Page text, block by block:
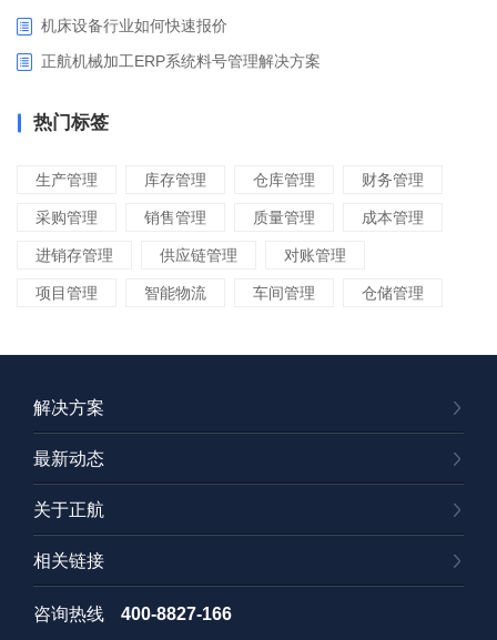
​机床设备行业如何快速报价
正航机械加工ERP系统料号管理解决方案
热门标签
生产管理 库存管理 仓库管理 财务管理
采购管理 销售管理 质量管理 成本管理
进销存管理 供应链管理 对账管理
项目管理 智能物流 车间管理 仓储管理
解决方案
最新动态
关于正航
相关链接
咨询热线 400-8827-166